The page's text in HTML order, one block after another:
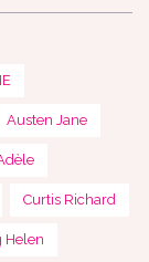
Austen Jane
Curtis Richard
Helen